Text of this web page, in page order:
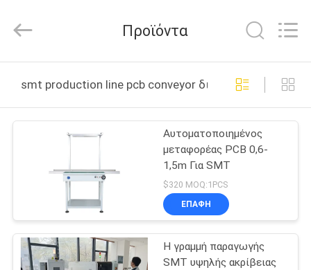
ΠΡΟΪΌΝΤΑ
ΒΊΝΤΕΟ
ΣΧΕΤΙΚΆ
ΜΕ
ΕΜΆΣ
TECHNOLOGY
LIMITED.
Reserved.
Προϊόντα
smt production line pcb conveyor διαδικτυακή
Αυτοματοποιημένος
μεταφορέας PCB 0,6-
1,5m Για SMT
$320 MOQ:1PCS
ΕΠΑΦΉ
Η γραμμή παραγωγής
SMT υψηλής ακρίβειας